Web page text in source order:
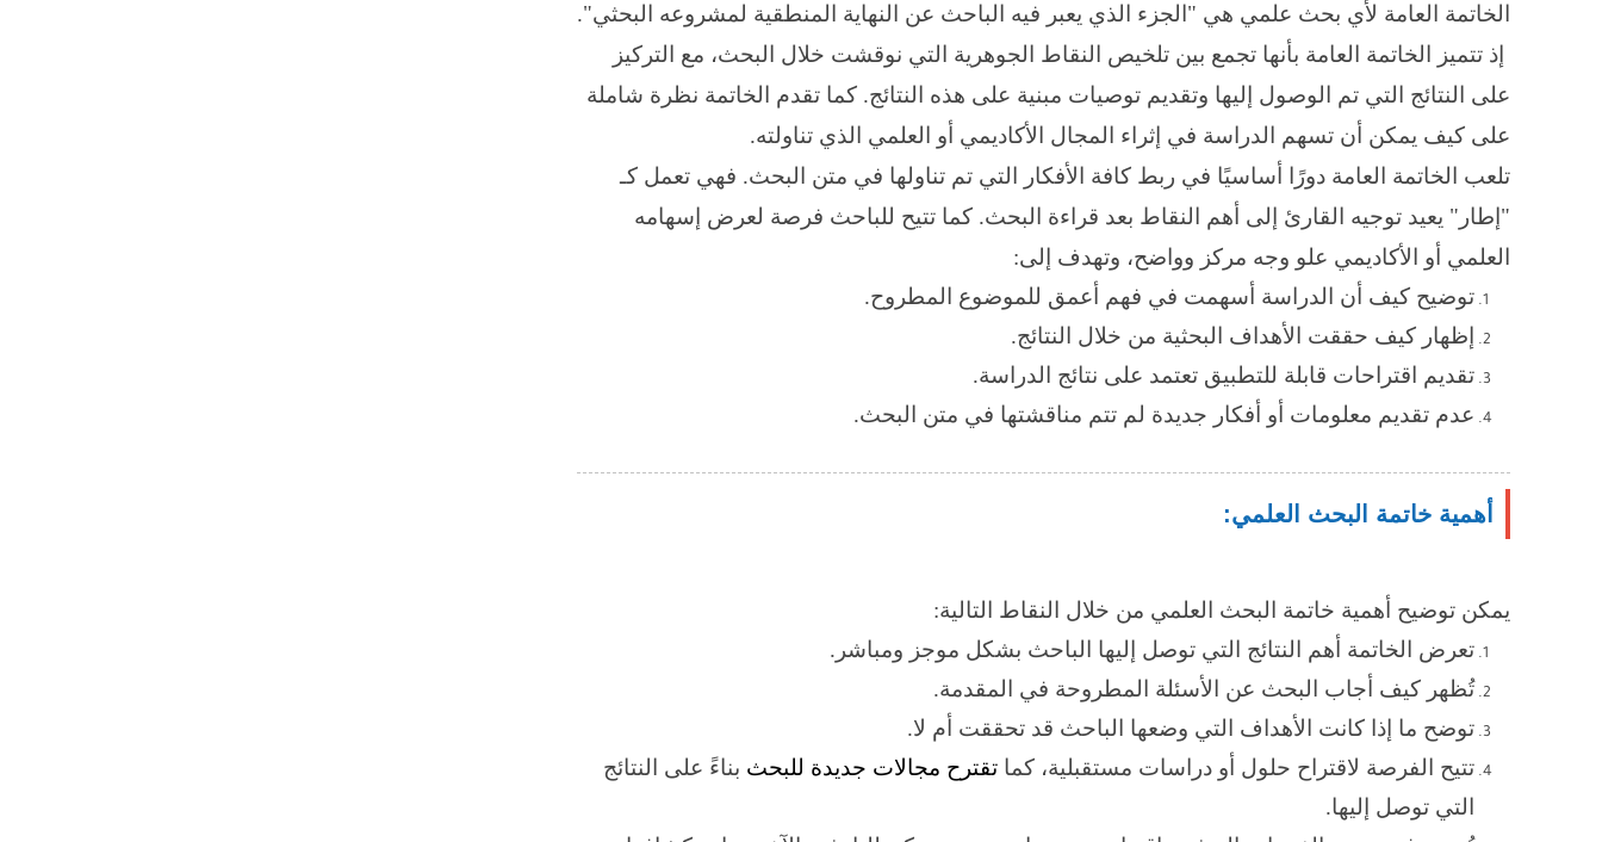
الخاتمة العامة لأي بحث علمي هي "الجزء الذي يعبر فيه الباحث عن النهاية المنطقية لمشروعه البحثي".
إذ تتميز الخاتمة العامة بأنها تجمع بين تلخيص النقاط الجوهرية التي نوقشت خلال البحث، مع التركيز
على النتائج التي تم الوصول إليها وتقديم توصيات مبنية على هذه النتائج. كما تقدم الخاتمة نظرة شاملة
على كيف يمكن أن تسهم الدراسة في إثراء المجال الأكاديمي أو العلمي الذي تناولته.
تلعب الخاتمة العامة دورًا أساسيًا في ربط كافة الأفكار التي تم تناولها في متن البحث. فهي تعمل كـ
"إطار" يعيد توجيه القارئ إلى أهم النقاط بعد قراءة البحث. كما تتيح للباحث فرصة لعرض إسهامه
العلمي أو الأكاديمي علو وجه مركز وواضح، وتهدف إلى:
توضيح كيف أن الدراسة أسهمت في فهم أعمق للموضوع المطروح.
إظهار كيف حققت الأهداف البحثية من خلال النتائج.
تقديم اقتراحات قابلة للتطبيق تعتمد على نتائج الدراسة.
عدم تقديم معلومات أو أفكار جديدة لم تتم مناقشتها في متن البحث.
أهمية خاتمة البحث العلمي:
يمكن توضيح أهمية خاتمة البحث العلمي من خلال النقاط التالية:
تعرض الخاتمة أهم النتائج التي توصل إليها الباحث بشكل موجز ومباشر.
تُظهر كيف أجاب البحث عن الأسئلة المطروحة في المقدمة.
توضح ما إذا كانت الأهداف التي وضعها الباحث قد تحققت أم لا.
تتيح الفرصة لاقتراح حلول أو دراسات مستقبلية، كما تقترح مجالات جديدة للبحث بناءً على النتائج
التي توصل إليها.